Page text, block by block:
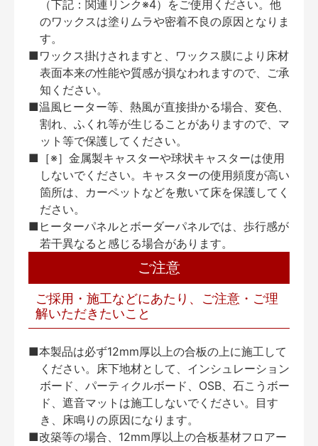
（下記：関連リンク※4）をご使用ください。他
のワックスは塗りムラや密着不良の原因となりま
す。
■ワックス掛けされますと、ワックス膜により床材
表面本来の性能や質感が損なわれますので、ご承
知ください。
■温風ヒーター等、熱風が直接掛かる場合、変色、
割れ、ふくれ等が生じることがありますので、マ
ット等で保護してください。
■［※］金属製キャスターや球状キャスターは使用
しないでください。キャスターの使用頻度が高い
箇所は、カーペットなどを敷いて床を保護してく
ださい。
■ヒーターパネルとボーダーパネルでは、歩行感が
若干異なると感じる場合があります。
ご注意
ご採用・施工などにあたり、ご注意・ご理
解いただきたいこと
■本製品は必ず12mm厚以上の合板の上に施工して
ください。床下地材として、インシュレーション
ボード、パーティクルボード、OSB、石こうボー
ド、遮音マットは施工しないでください。目す
き、床鳴りの原因になります。
■改築等の場合、12mm厚以上の合板基材フロアー